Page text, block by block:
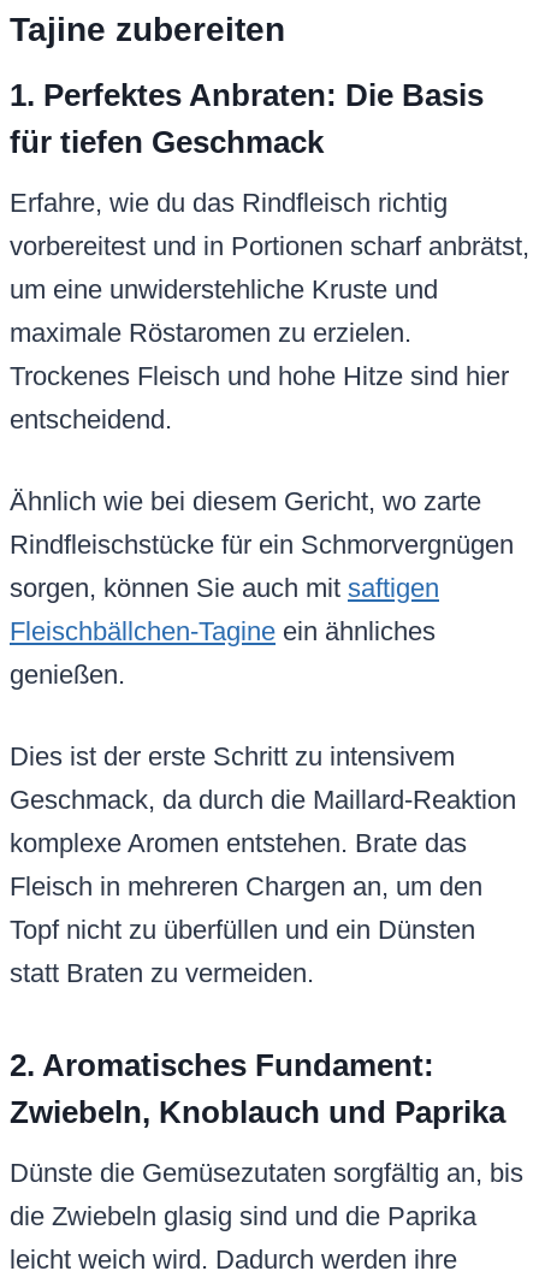
Tajine zubereiten
1. Perfektes Anbraten: Die Basis
für tiefen Geschmack
Erfahre, wie du das Rindfleisch richtig
vorbereitest und in Portionen scharf anbrätst,
um eine unwiderstehliche Kruste und
maximale Röstaromen zu erzielen.
Trockenes Fleisch und hohe Hitze sind hier
entscheidend.
Ähnlich wie bei diesem Gericht, wo zarte
Rindfleischstücke für ein Schmorvergnügen
sorgen, können Sie auch mit saftigen
Fleischbällchen-Tagine ein ähnliches
genießen.
Dies ist der erste Schritt zu intensivem
Geschmack, da durch die Maillard-Reaktion
komplexe Aromen entstehen. Brate das
Fleisch in mehreren Chargen an, um den
Topf nicht zu überfüllen und ein Dünsten
statt Braten zu vermeiden.
2. Aromatisches Fundament:
Zwiebeln, Knoblauch und Paprika
Dünste die Gemüsezutaten sorgfältig an, bis
die Zwiebeln glasig sind und die Paprika
leicht weich wird. Dadurch werden ihre